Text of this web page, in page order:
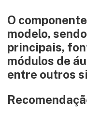
O
modelo,
principais,
módulos de
entre outros